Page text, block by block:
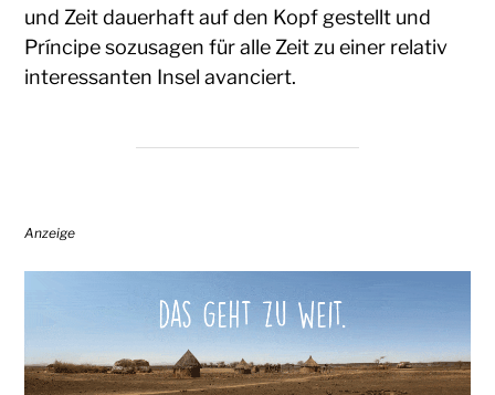
und Zeit dauerhaft auf den Kopf gestellt und
Príncipe sozusagen für alle Zeit zu einer relativ
interessanten Insel avanciert.
Anzeige